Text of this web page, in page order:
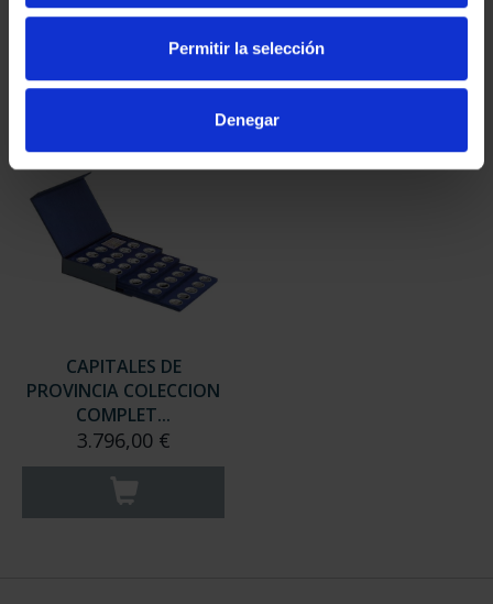
Permitir la selección
Denegar
PROVINCIA 3
registrados
PROVINCIA 4
registrados
CAPITALES DE
PROVINCIA COLECCION
COMPLET...
3.796,00 €